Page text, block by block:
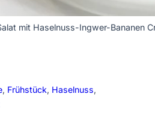
mit Haselnuss-Ingwer-Bananen
, Frühstück, Haselnuss